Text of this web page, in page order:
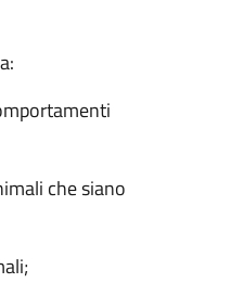
che siano